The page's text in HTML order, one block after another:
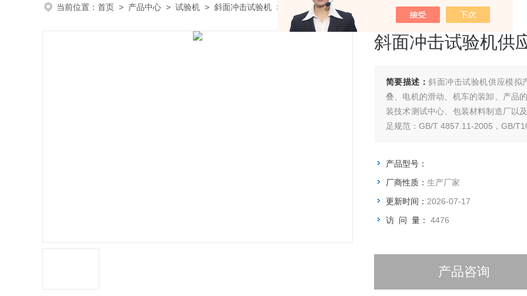
当前位置： 首页 > 产品中心 > 试验机 > 斜面冲击试验机 > 斜面冲击试验机供应
斜面冲击试验机供
简要描述： 斜面冲击试验机供应模拟
叠、电机的滑动、机车的装卸、产品
装技术测试中心、包装材料制造厂以
足规范：GB/T 4857.11-2005，GB/
产品型号：
厂商性质： 生产厂家
更新时间： 2026-07-17
访 问 量： 4476
产品咨询